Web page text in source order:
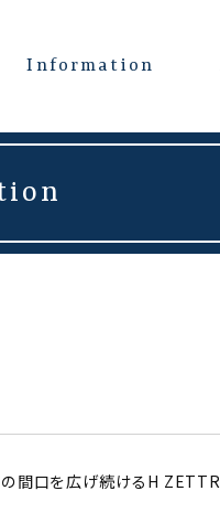
Information
間口を広げ続けるH